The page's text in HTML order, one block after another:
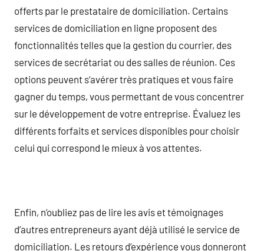
offerts par le prestataire de domiciliation. Certains
services de domiciliation en ligne proposent des
fonctionnalités telles que la gestion du courrier, des
services de secrétariat ou des salles de réunion. Ces
options peuvent s’avérer très pratiques et vous faire
gagner du temps, vous permettant de vous concentrer
sur le développement de votre entreprise. Évaluez les
différents forfaits et services disponibles pour choisir
celui qui correspond le mieux à vos attentes.
Enfin, n’oubliez pas de lire les avis et témoignages
d’autres entrepreneurs ayant déjà utilisé le service de
domiciliation. Les retours d’expérience vous donneront